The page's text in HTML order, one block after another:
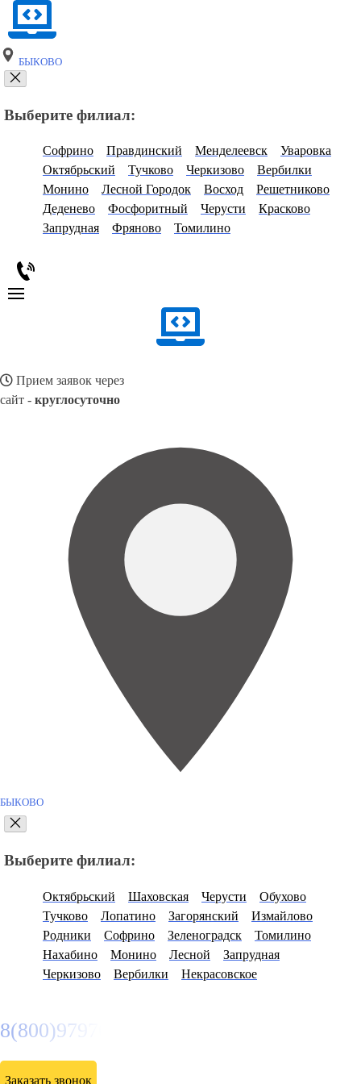
БЫКОВО
Выберите филиал:
Софрино Правдинский Менделеевск
Уваровка
Октябрьский
Тучково Черкизово
Вербилки
Монино
Лесной Городок Восход
Решетниково
Деденево
Фосфоритный Черусти
Красково
Запрудная
Фряново Томилино
Прием заявок через
сайт - круглосуточно
БЫКОВО
Выберите филиал:
Октябрьский Шаховская Черусти
Обухово
Тучково
Лопатино Загорянский
Измайлово
Родники
Софрино Зеленоградск
Томилино
Нахабино
Монино Лесной
Запрудная
Черкизово
Вербилки Некрасовское
8(800)9797043
Заказать звонок